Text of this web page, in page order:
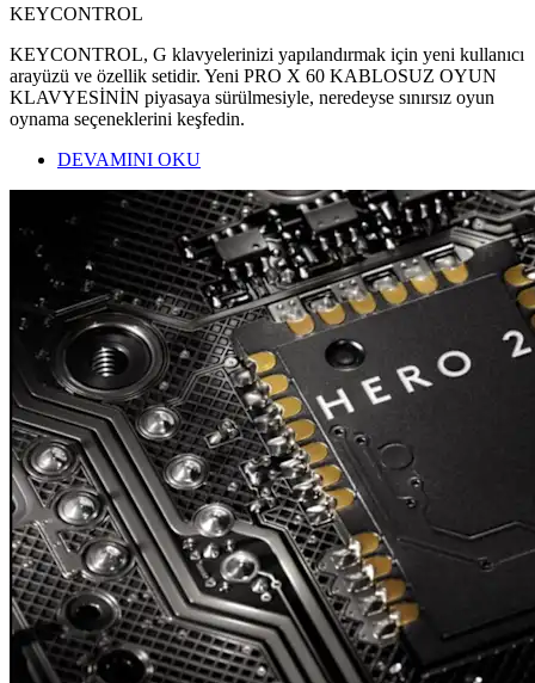
KEYCONTROL
KEYCONTROL, G klavyelerinizi yapılandırmak için yeni kullanıcı
arayüzü ve özellik setidir. Yeni PRO X 60 KABLOSUZ OYUN
KLAVYESİNİN piyasaya sürülmesiyle, neredeyse sınırsız oyun
oynama seçeneklerini keşfedin.
DEVAMINI OKU